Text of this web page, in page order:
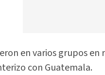
en varios grupos
con Guatemala.